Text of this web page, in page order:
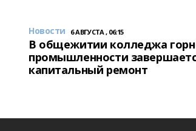
Новости 6 АВГУСТА , 06:15
В общежитии колледжа
промышленности
капитальный ремонт